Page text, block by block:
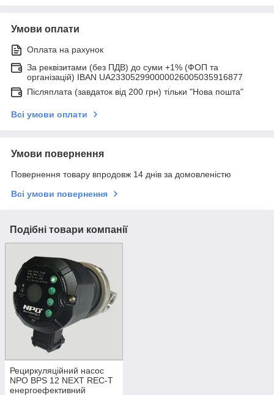
Умови оплати
Оплата на рахунок
За реквізитами (без ПДВ) до суми +1% (ФОП та
організацій) IBAN UA233052990000026005035916877
Післяплата (завдаток від 200 грн) тільки "Нова пошта"
Всі умови оплати
Умови повернення
Повернення товару впродовж 14 днів за домовленістю
Всі умови повернення
Подібні товари компанії
Рециркуляційний насос
NPO BPS 12 NEXT REC-T
енергоефективний